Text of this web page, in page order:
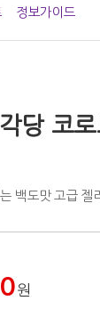
정보가이드
당 코
백도맛 고급 젤
원